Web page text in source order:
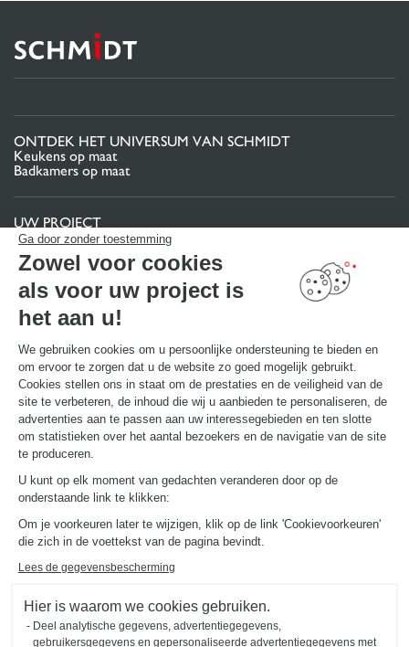
Ga door zonder toestemming
Zowel voor cookies
als voor uw project is
het aan u!
We gebruiken cookies om u persoonlijke ondersteuning te bieden en
om ervoor te zorgen dat u de website zo goed mogelijk gebruikt.
Cookies stellen ons in staat om de prestaties en de veiligheid van de
site te verbeteren, de inhoud die wij u aanbieden te personaliseren, de
advertenties aan te passen aan uw interessegebieden en ten slotte
om statistieken over het aantal bezoekers en de navigatie van de site
te produceren.
U kunt op elk moment van gedachten veranderen door op de
onderstaande link te klikken:
Om je voorkeuren later te wijzigen, klik op de link 'Cookievoorkeuren'
die zich in de voettekst van de pagina bevindt.
Lees de gegevensbescherming
Hier is waarom we cookies gebruiken.
Deel analytische gegevens, advertentiegegevens,
gebruikersgegevens en gepersonaliseerde advertentiegegevens met
ONTDEK HET UNIVERSUM VAN SCHMIDT
Keukens op maat
Badkamers op maat
UW PROJECT
Projectgebied
Uw 3D-keukenconfigurator
Contact
Vind uw Winkel
MAAK EEN AFSPRAAK
NUTTIGE LINKS
Gids en vergelijking
Download onze catalogus
OVER
Schmidt in de wereld
Onze adviescentra in Nederland
Wettelijke vermeldingen
Cookiebeheer
Privacybeleid